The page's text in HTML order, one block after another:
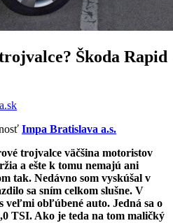
Škoda Rapid
Impa Bratislava a.s.
trojvalce väčšina motoristov
a ešte k tomu nemajú ani
tak. Nedávno som vyskúšal v
sa sním celkom slušne. V
veľmi obľúbené auto. Jedná sa o
TSI. Ako je teda na tom maličký